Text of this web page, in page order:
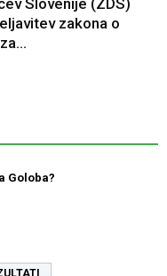
Slovenije (ZDS)
zakona o
Goloba?